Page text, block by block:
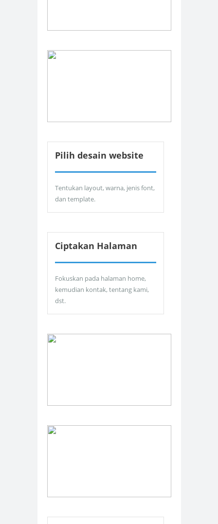
Pilih desain website
Tentukan layout, warna, jenis font,
dan template.
Ciptakan Halaman
Fokuskan pada halaman home,
kemudian kontak, tentang kami,
dst.